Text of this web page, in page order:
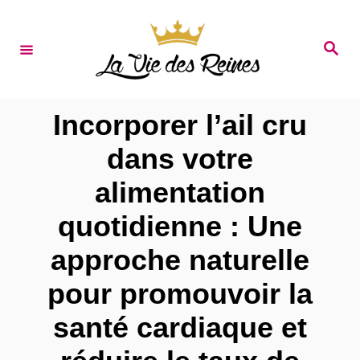
S
Incorporer l’ail cru
dans votre
alimentation
quotidienne : Une
approche naturelle
pour promouvoir la
santé cardiaque et